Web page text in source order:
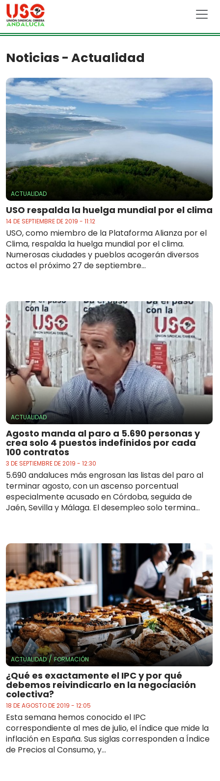
Skip to main content
Noticias - Actualidad
ACTUALIDAD
USO respalda la huelga mundial por el clima
14 DE SEPTIEMBRE DE 2019 - 11:12
USO, como miembro de la Plataforma Alianza por el
Clima, respalda la huelga mundial por el clima.
Numerosas ciudades y pueblos acogerán diversos
actos el próximo 27 de septiembre...
ACTUALIDAD
Agosto manda al paro a 5.690 personas y
crea solo 4 puestos indefinidos por cada
100 contratos
3 DE SEPTIEMBRE DE 2019 - 12:30
5.690 andaluces más engrosan las listas del paro al
terminar agosto, con un ascenso porcentual
especialmente acusado en Córdoba, seguida de
Jaén, Sevilla y Málaga. El desempleo solo termina...
ACTUALIDAD/FORMACIÓN
¿Qué es exactamente el IPC y por qué
debemos reivindicarlo en la negociación
colectiva?
18 DE AGOSTO DE 2019 - 12:05
Esta semana hemos conocido el IPC
correspondiente al mes de julio, el índice que mide la
inflación en España. Sus siglas corresponden a Índice
de Precios al Consumo, y...